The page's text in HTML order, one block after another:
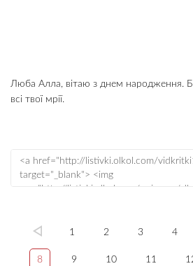
Люба Алла, вітаю з днем народження.
всі твої мрії.
1 2 3 4
8 9 10 11